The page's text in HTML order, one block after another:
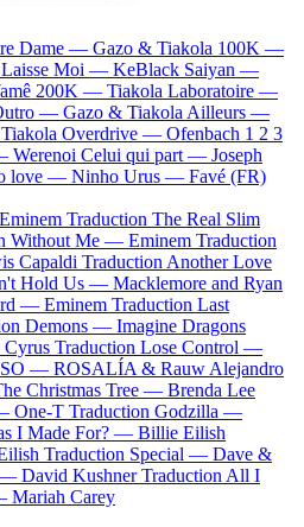
Dame — Gazo & Tiakola 100K —
Laisse Moi — KeBlack Saiyan —
200K — Tiakola Laboratoire —
— Gazo & Tiakola Ailleurs —
Overdrive — Ofenbach 1 2 3
Werenoi Celui qui part — Joseph
love — Ninho Urus — Favé (FR)
Eminem Traduction The Real Slim
Without Me — Eminem Traduction
Capaldi Traduction Another Love
Hold Us — Macklemore and Ryan
— Eminem Traduction Last
Demons — Imagine Dragons
Traduction Lose Control —
— ROSALÍA & Rauw Alejandro
Christmas Tree — Brenda Lee
One-T Traduction Godzilla —
I Made For? — Billie Eilish
Traduction Special — Dave &
— David Kushner Traduction All I
Mariah Carey